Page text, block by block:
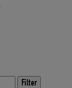
Filter